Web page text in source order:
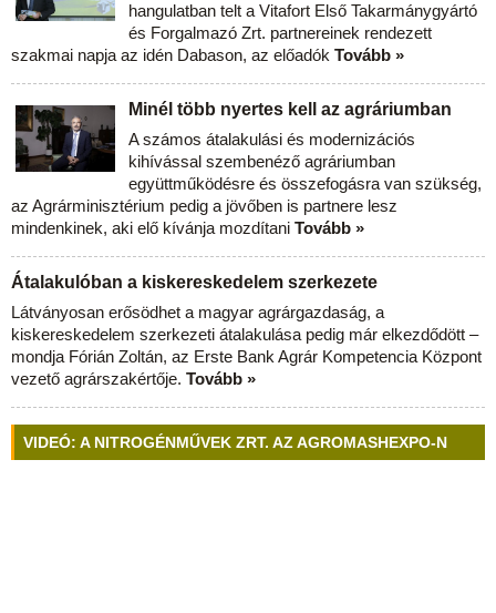
hangulatban telt a Vitafort Első Takarmánygyártó
és Forgalmazó Zrt. partnereinek rendezett
szakmai napja az idén Dabason, az előadók Tovább »
Minél több nyertes kell az agráriumban
A számos átalakulási és modernizációs
kihívással szembenéző agráriumban
együttműködésre és összefogásra van szükség,
az Agrárminisztérium pedig a jövőben is partnere lesz
mindenkinek, aki elő kívánja mozdítani Tovább »
Átalakulóban a kiskereskedelem szerkezete
Látványosan erősödhet a magyar agrárgazdaság, a
kiskereskedelem szerkezeti átalakulása pedig már elkezdődött –
mondja Fórián Zoltán, az Erste Bank Agrár Kompetencia Központ
vezető agrárszakértője. Tovább »
VIDEÓ: A NITROGÉNMŰVEK ZRT. AZ AGROMASHEXPO-N